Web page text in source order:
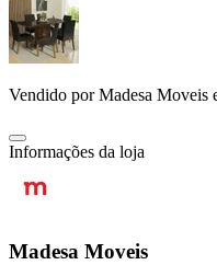
Vendido porMadesa Moveis
Informações da loja
Madesa Moveis